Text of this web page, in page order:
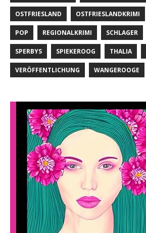
OSTFRIESLAND OSTFRIESLANDKRIMI
POP REGIONALKRIMI SCHLAGER
SPERBYS SPIEKEROOG THALIA
VERÖFFENTLICHUNG WANGEROOGE